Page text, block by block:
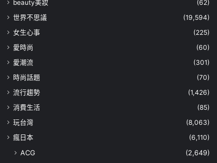
beauty美妝
(62)
世界不思議
(19,594)
女生心事
(225)
愛時尚
(60)
愛潮流
(301)
時尚話題
(70)
流行趨勢
(1,426)
消費生活
(85)
玩台灣
(8,063)
瘋日本
(6,110)
ACG
(2,649)